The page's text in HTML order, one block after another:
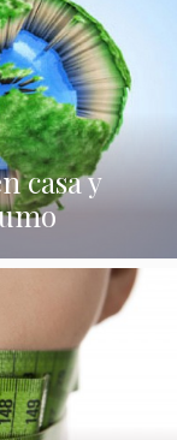
casa y